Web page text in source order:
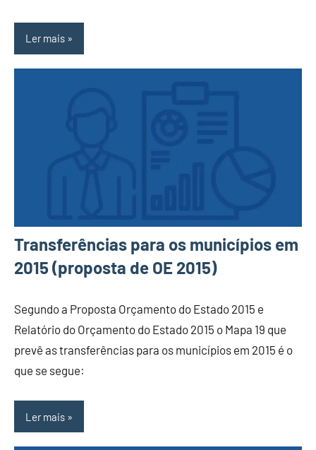
Ler mais
Transferências para os municípios em
2015 (proposta de OE 2015)
Segundo a Proposta Orçamento do Estado 2015 e
Relatório do Orçamento do Estado 2015 o Mapa 19 que
prevê as transferências para os municípios em 2015 é o
que se segue:
Ler mais